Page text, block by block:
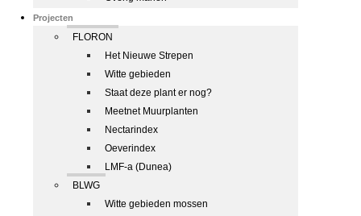
Projecten
FLORON
Het Nieuwe Strepen
Witte gebieden
Staat deze plant er nog?
Meetnet Muurplanten
Nectarindex
Oeverindex
LMF-a (Dunea)
BLWG
Witte gebieden mossen